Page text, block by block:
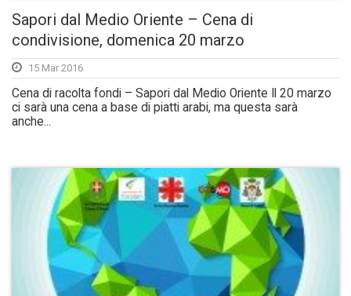
Sapori dal Medio Oriente – Cena di
condivisione, domenica 20 marzo
15 Mar 2016
Cena di racolta fondi – Sapori dal Medio Oriente Il 20 marzo
ci sarà una cena a base di piatti arabi, ma questa sarà
anche...